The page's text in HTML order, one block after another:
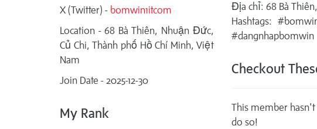
X (Twitter) - bomwin1itcom
Location - 68 Bà Thiên, Nhuận Đức,
Củ Chi, Thành phố Hồ Chí Minh, Việt
Nam
Join Date - 2025-12-30
My Rank
Địa chỉ: 68 Bà
Hashtags:
#dangnhapbomwin
Checkout
This member
do so!